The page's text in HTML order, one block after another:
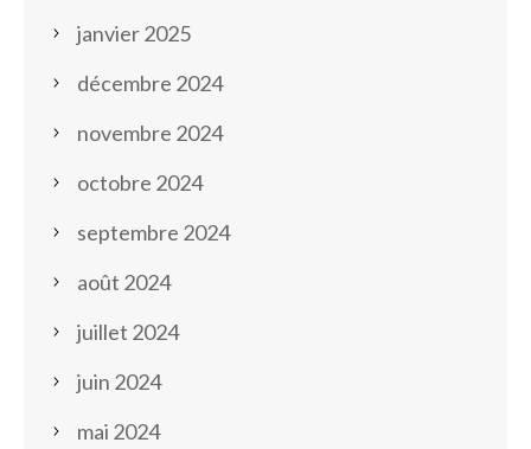
janvier 2025
décembre 2024
novembre 2024
octobre 2024
septembre 2024
août 2024
juillet 2024
juin 2024
mai 2024